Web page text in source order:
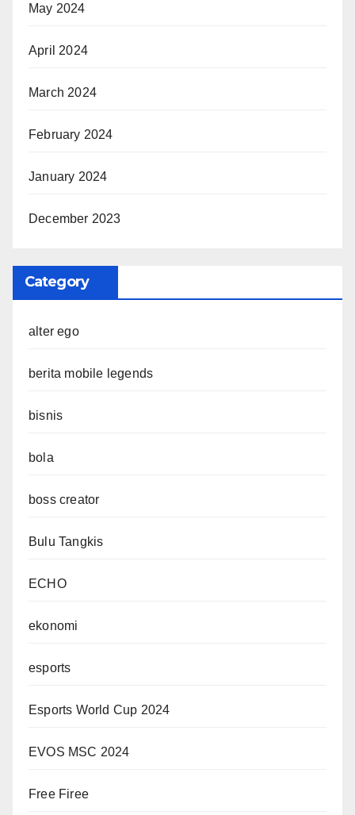
May 2024
April 2024
March 2024
February 2024
January 2024
December 2023
Category
alter ego
berita mobile legends
bisnis
bola
boss creator
Bulu Tangkis
ECHO
ekonomi
esports
Esports World Cup 2024
EVOS MSC 2024
Free Firee